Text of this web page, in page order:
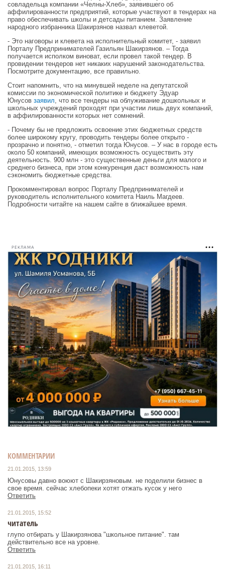
совладельца компании «Челны-Хлеб», заявившего об
аффилированности предприятий, которые участвуют в тендерах на
право обеспечивать школы и детсады питанием. Заявление
народного избранника Шакирзянов назвал клеветой.
- Это наговоры и клевета на исполнительный комитет, - заявил
Порталу Предпринимателей Газильян Шакирзянов. – Тогда
получается исполком виноват, если провел такой тендер. В
провидении тендеров нет никаких нарушений законодательства.
Посмотрите документацию, все правильно.
Стоит напомнить, что на минувшей неделе на депутатской
комиссии по экономической политике и бюджету Эдуар
Юнусов заявил, что все тендеры на облуживание дошкольных и
школьных учреждений проходят при участии лишь двух компаний,
в аффилированности которых нет сомнений.
- Почему бы не предложить освоение этих бюджетных средств
более широкому кругу, проводить тендеры более открыто -
прозрачно и понятно, - отметил тогда Юнусов. – У нас в городе есть
около 50 компаний, имеющих возможность осуществить эту
деятельность. 900 млн - это существенные деньги для малого и
среднего бизнеса, при этом конкуренция даст возможность нам
сэкономить бюджетные средства.
Прокомментировал вопрос Порталу Предпринимателей и
руководитель исполнительного комитета Наиль Магдеев.
Подробности читайте на нашем сайте в ближайшее время.
РЕКЛАМА
КОММЕНТАРИИ
21.01.2015, 13:59
Юнусовы давно воюют с Шакирзяновым. не поделили бизнес в
свое время. сейчас хлебопеки хотят отжать кусок у него
Ответить
21.01.2015, 15:52
читатель
глупо отбирать у Шакирзянова "школьное питание". там
действительно все на уровне.
Ответить
21.01.2015, 16:11